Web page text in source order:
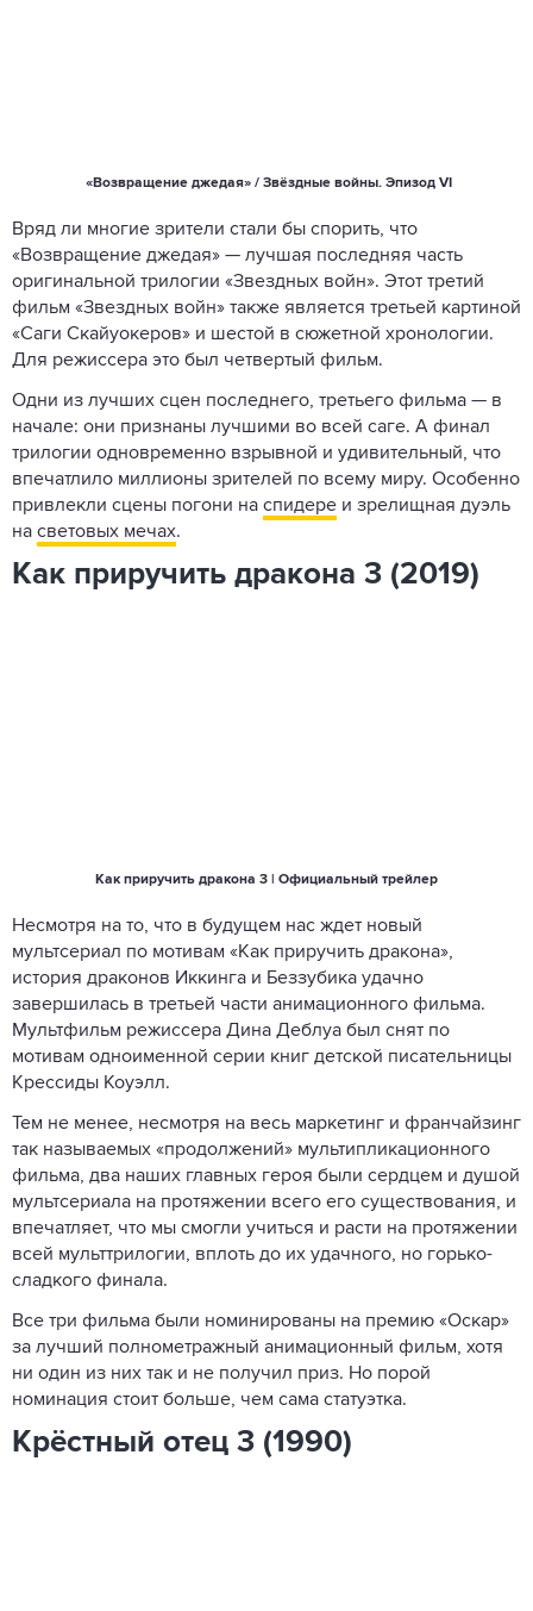
«Возвращение джедая» / Звёздные войны. Эпизод VI
Вряд ли многие зрители стали бы спорить, что
«Возвращение джедая» — лучшая последняя часть
оригинальной трилогии «Звездных войн». Этот третий
фильм «Звездных войн» также является третьей картиной
«Саги Скайуокеров» и шестой в сюжетной хронологии.
Для режиссера это был четвертый фильм.
Одни из лучших сцен последнего, третьего фильма — в
начале: они признаны лучшими во всей саге. А финал
трилогии одновременно взрывной и удивительный, что
впечатлило миллионы зрителей по всему миру. Особенно
привлекли сцены погони на спидере и зрелищная дуэль
на световых мечах.
Как приручить дракона 3 (2019)
Как приручить дракона 3 | Официальный трейлер
Несмотря на то, что в будущем нас ждет новый
мультсериал по мотивам «Как приручить дракона»,
история драконов Иккинга и Беззубика удачно
завершилась в третьей части анимационного фильма.
Мультфильм режиссера Дина Деблуа был снят по
мотивам одноименной серии книг детской писательницы
Крессиды Коуэлл.
Тем не менее, несмотря на весь маркетинг и франчайзинг
так называемых «продолжений» мультипликационного
фильма, два наших главных героя были сердцем и душой
мультсериала на протяжении всего его существования, и
впечатляет, что мы смогли учиться и расти на протяжении
всей мульттрилогии, вплоть до их удачного, но горько-
сладкого финала.
Все три фильма были номинированы на премию «Оскар»
за лучший полнометражный анимационный фильм, хотя
ни один из них так и не получил приз. Но порой
номинация стоит больше, чем сама статуэтка.
Крёстный отец 3 (1990)